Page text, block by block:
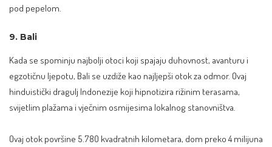
pod pepelom.
9. Bali
Kada se spominju najbolji otoci koji spajaju duhovnost, avanturu i
egzotičnu ljepotu, Bali se uzdiže kao najljepši otok za odmor. Ovaj
hinduistički dragulj Indonezije koji hipnotizira rižinim terasama,
svijetlim plažama i vječnim osmijesima lokalnog stanovništva.
Ovaj otok površine 5.780 kvadratnih kilometara, dom preko 4 milijuna